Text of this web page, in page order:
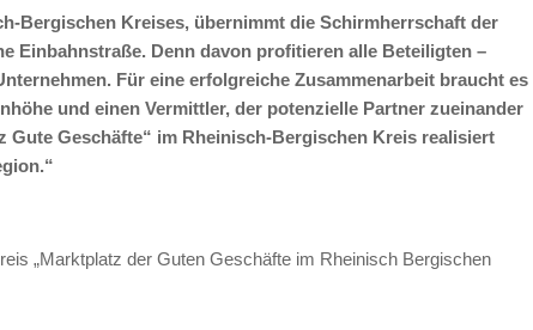
Bergischen Kreises, übernimmt die Schirmherrschaft der
Einbahnstraße. Denn davon profitieren alle Beteiligten –
Für eine erfolgreiche Zusammenarbeit braucht es
und einen Vermittler, der potenzielle Partner zueinander
Gute Geschäfte“ im Rheinisch-Bergischen Kreis realisiert
„Marktplatz der Guten Geschäfte im Rheinisch Bergischen